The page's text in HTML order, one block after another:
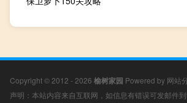
Copyright © 2012 - 2026 榆树家园 Powered by 网站
声明：本站内容来自互联网，如信息有错误可发邮件